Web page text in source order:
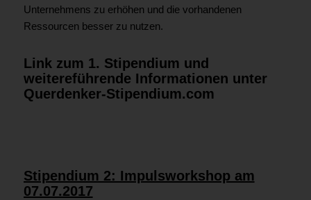
Unternehmens zu erhöhen und die vorhandenen
Ressourcen besser zu nutzen.
Link zum 1. Stipendium und
weitereführende Informationen unter
Querdenker-Stipendium.com
Stipendium 2: Impulsworkshop am
07.07.2017